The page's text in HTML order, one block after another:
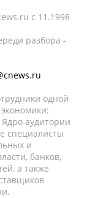
c 11.1998
разбора -
одной
аудитории
специалисты
и
банков,
а также